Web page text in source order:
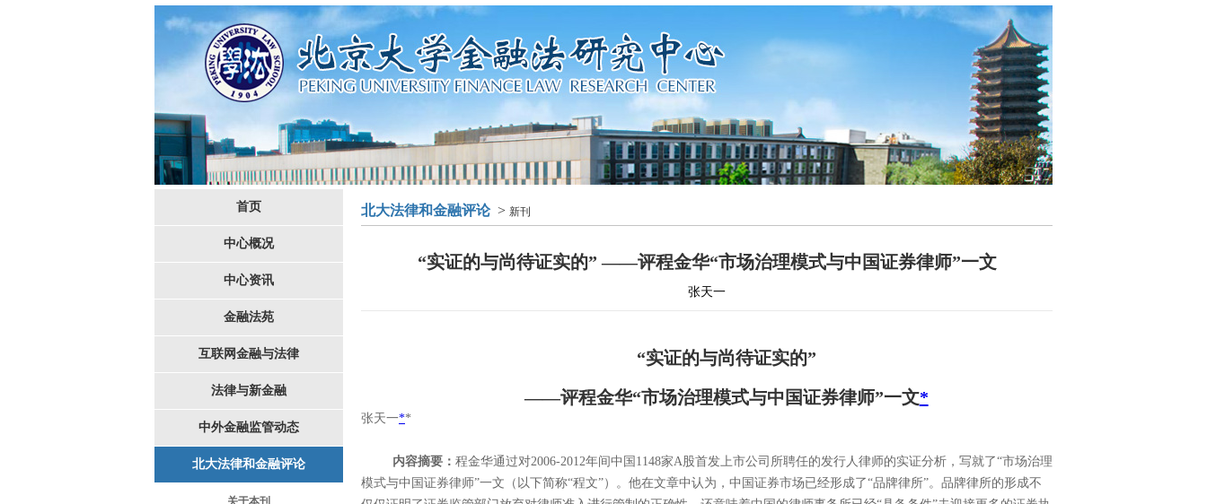
首页
中心概况
中心资讯
金融法苑
互联网金融与法律
法律与新金融
中外金融监管动态
北大法律和金融评论
关于本刊
北大法律和金融评论> 新刊
“实证的与尚待证实的” ——评程金华“市场治理模式与中国证券律师”一文
张天一
“实证的与尚待证实的”
——评程金华“市场治理模式与中国证券律师”一文*
张天一**
内容摘要： 程金华通过对2006-2012年间中国 1148家A股首发上市公司所聘任的发行人律师的实证分析，写就了“市场治理
模式与中国证券律师”一文（以下简称“程文”）。他在文章中认为，中国证券市场已经形成了“品牌律所”。品牌律所的形成不